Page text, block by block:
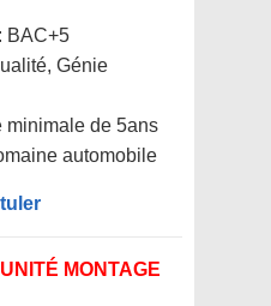
BAC+5
Génie
minimale de 5ans
automobile
MONTAGE